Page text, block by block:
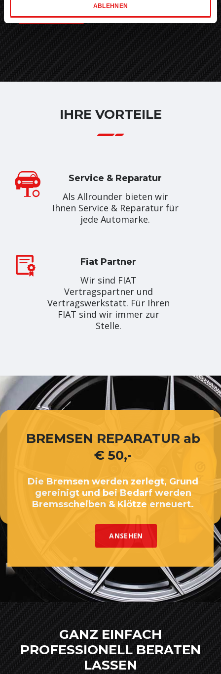
ABLEHNEN
IHRE VORTEILE
Service & Reparatur
Als Allrounder bieten wir
Ihnen Service & Reparatur für
jede Automarke.
Fiat Partner
Wir sind FIAT
Vertragspartner und
Vertragswerkstatt. Für Ihren
FIAT sind wir immer zur
Stelle.
BREMSEN REPARATURab
€ 50,-
Die Bremsen werden zerlegt, Grund
gereinigt und bei Bedarf werden
Bremsscheiben & Klötze erneuert.
ANSEHEN
GANZ EINFACH
PROFESSIONELL BERATEN
LASSEN